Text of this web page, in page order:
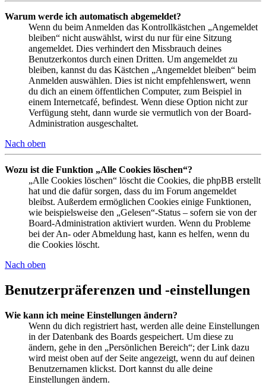
Warum werde ich automatisch abgemeldet?
Wenn du beim Anmelden das Kontrollkästchen „Angemeldet
bleiben“ nicht auswählst, wirst du nur für eine Sitzung
angemeldet. Dies verhindert den Missbrauch deines
Benutzerkontos durch einen Dritten. Um angemeldet zu
bleiben, kannst du das Kästchen „Angemeldet bleiben“ beim
Anmelden auswählen. Dies ist nicht empfehlenswert, wenn
du dich an einem öffentlichen Computer, zum Beispiel in
einem Internetcafé, befindest. Wenn diese Option nicht zur
Verfügung steht, dann wurde sie vermutlich von der Board-
Administration ausgeschaltet.
Nach oben
Wozu ist die Funktion „Alle Cookies löschen“?
„Alle Cookies löschen“ löscht die Cookies, die phpBB erstellt
hat und die dafür sorgen, dass du im Forum angemeldet
bleibst. Außerdem ermöglichen Cookies einige Funktionen,
wie beispielsweise den „Gelesen“-Status – sofern sie von der
Board-Administration aktiviert wurden. Wenn du Probleme
bei der An- oder Abmeldung hast, kann es helfen, wenn du
die Cookies löscht.
Nach oben
Benutzerpräferenzen und -einstellungen
Wie kann ich meine Einstellungen ändern?
Wenn du dich registriert hast, werden alle deine Einstellungen
in der Datenbank des Boards gespeichert. Um diese zu
ändern, gehe in den „Persönlichen Bereich“; der Link dazu
wird meist oben auf der Seite angezeigt, wenn du auf deinen
Benutzernamen klickst. Dort kannst du alle deine
Einstellungen ändern.